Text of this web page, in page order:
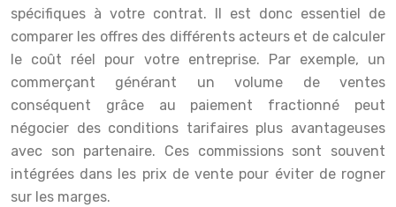
spécifiques à votre contrat. Il est donc essentiel de
comparer les offres des différents acteurs et de calculer
le coût réel pour votre entreprise. Par exemple, un
commerçant générant un volume de ventes
conséquent grâce au paiement fractionné peut
négocier des conditions tarifaires plus avantageuses
avec son partenaire. Ces commissions sont souvent
intégrées dans les prix de vente pour éviter de rogner
sur les marges.